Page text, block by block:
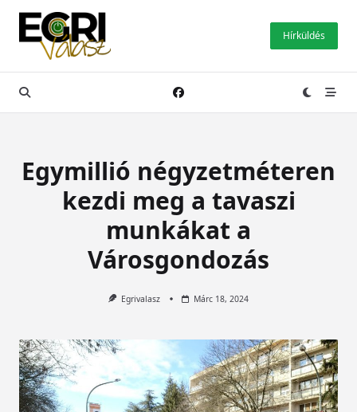
Skip
content
Hírküldés
Egymillió négyzetméteren
kezdi meg a tavaszi
munkákat a
Városgondozás
Egrivalasz Márc 18, 2024